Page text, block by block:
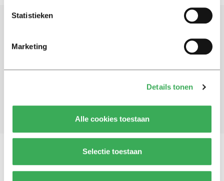
Statistieken
Marketing
Details tonen
Alle cookies toestaan
Selectie toestaan
Blijf op de hoogte. Meld je aan voor de nieuwsbrief van
Vragen, opmerkingen of tips?Neem contact met